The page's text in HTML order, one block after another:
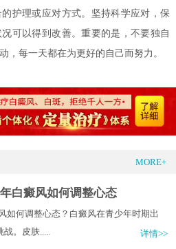
护理或应对方式。坚持科学应对，保
可以得到改善。重要的是，不要独自
，每一天都在为更好的自己而努力。
MORE+
白癜风如何调整心态
如何调整心态？白癜风在青少年时期出
战。皮肤.....
详情>>